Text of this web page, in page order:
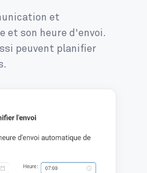
et
et son heure d'envoi.
peuvent planifier